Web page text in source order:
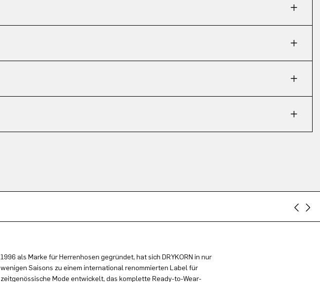
1996 als Marke für Herrenhosen gegründet, hat sich DRYKORN in nur
wenigen Saisons zu einem international renommierten Label für
zeitgenössische Mode entwickelt, das komplette Ready-to-Wear-